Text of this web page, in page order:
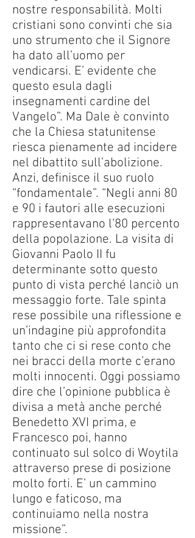
nostre responsabilità. Molti
cristiani sono convinti che sia
uno strumento che il Signore
ha dato all’uomo per
vendicarsi. E’ evidente che
questo esula dagli
insegnamenti cardine del
Vangelo”. Ma Dale è convinto
che la Chiesa statunitense
riesca pienamente ad incidere
nel dibattito sull’abolizione.
Anzi, definisce il suo ruolo
“fondamentale”. “Negli anni 80
e 90 i fautori alle esecuzioni
rappresentavano l’80 percento
della popolazione. La visita di
Giovanni Paolo II fu
determinante sotto questo
punto di vista perché lanciò un
messaggio forte. Tale spinta
rese possibile una riflessione e
un’indagine più approfondita
tanto che ci si rese conto che
nei bracci della morte c’erano
molti innocenti. Oggi possiamo
dire che l’opinione pubblica è
divisa a metà anche perché
Benedetto XVI prima, e
Francesco poi, hanno
continuato sul solco di Woytila
attraverso prese di posizione
molto forti. E’ un cammino
lungo e faticoso, ma
continuiamo nella nostra
missione”.